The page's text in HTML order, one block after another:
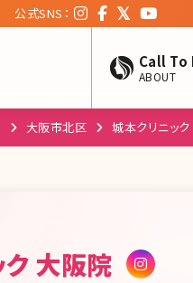
公式SNS：
Call To
ABOUT
大阪市北区 城本クリニッ
大阪院